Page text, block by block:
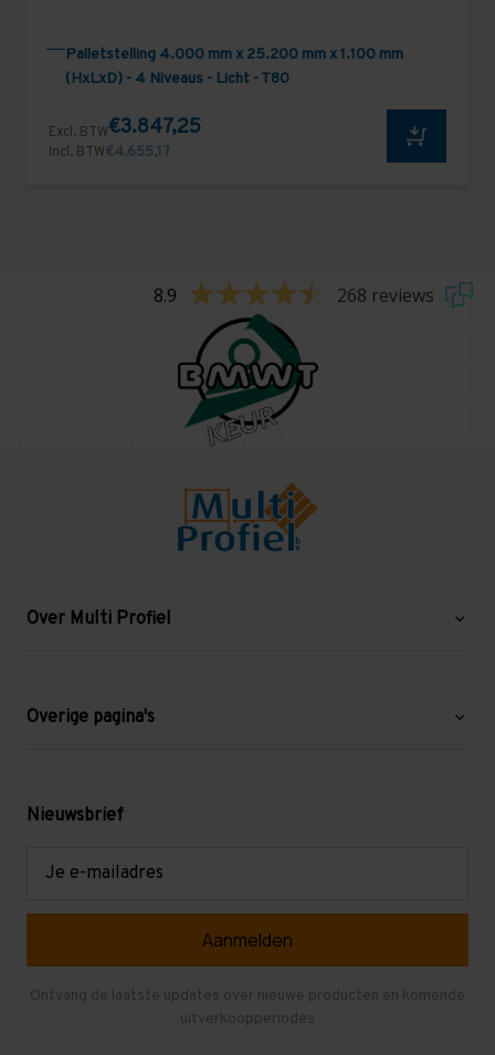
Palletstelling 4.000 mm x 25.200 mm x 1.100 mm
(HxLxD) - 4 Niveaus - Licht - T80
Excl. BTW€3.847,25
Incl. BTW€4.655,17
8.9 268 reviews
Over Multi Profiel
Blog
Levering en afhalen
Overige pagina's
Mezzanine
Verdiepingsvloeren
Gebruikte entresolvloeren
Nieuwsbrief
Ontvang de laatste updates over nieuwe producten en komende
uitverkoopperiodes